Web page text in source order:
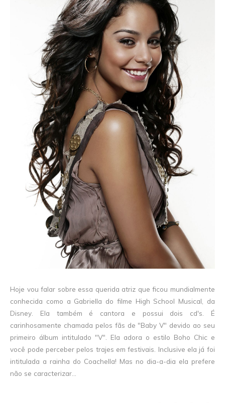
Hoje vou falar sobre essa querida atriz que ficou mundialmente
conhecida como a Gabriella do filme High School Musical, da
Disney. Ela também é cantora e possui dois cd's. É
carinhosamente chamada pelos fãs de "Baby V" devido ao seu
primeiro álbum intitulado "V". Ela adora o estilo Boho Chic e
você pode perceber pelos trajes em festivais. Inclusive ela já foi
intitulada a rainha do Coachella! Mas no dia-a-dia ela prefere
não se caracterizar...